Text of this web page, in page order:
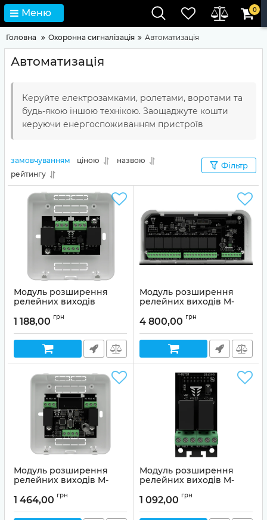
Меню 0
Головна Охоронна сигналізація Автоматизація
Автоматизація
Керуйте електрозамками, ролетами, воротами та
будь-якою іншою технікою. Заощаджуте кошти
керуючи енергоспоживанням пристроїв
замовчуванням ціною
назвою
рейтингу
Фільтр
Модуль розширення
релейних виходів
Артикул: 02-00037
1 188,00 грн
Модуль розширення
релейних виходів M-
Артикул: 02-00036
4 800,00 грн
Модуль розширення
релейних виходів M-
Артикул: 02-00035
1 464,00 грн
Модуль розширення
релейних виходів M-
Артикул: 02-00034
1 092,00 грн